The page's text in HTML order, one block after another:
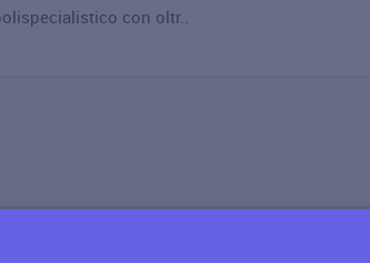
con oltr..